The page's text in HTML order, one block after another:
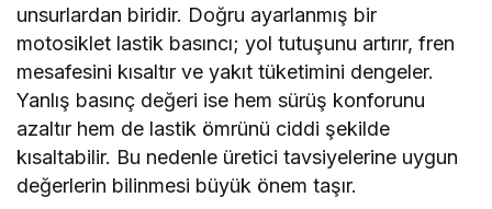
unsurlardan biridir. Doğru ayarlanmış bir
motosiklet lastik basıncı; yol tutuşunu artırır, fren
mesafesini kısaltır ve yakıt tüketimini dengeler.
Yanlış basınç değeri ise hem sürüş konforunu
azaltır hem de lastik ömrünü ciddi şekilde
kısaltabilir. Bu nedenle üretici tavsiyelerine uygun
değerlerin bilinmesi büyük önem taşır.